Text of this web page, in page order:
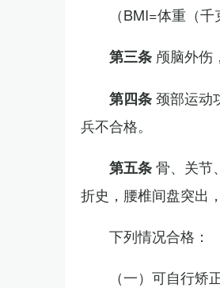
（BMI=体重（
第三条 颅脑外伤
第四条颈部运动
兵不合格。
第五条骨、关节
折史，腰椎间盘突出
下列情况合格：
（一）可自行矫